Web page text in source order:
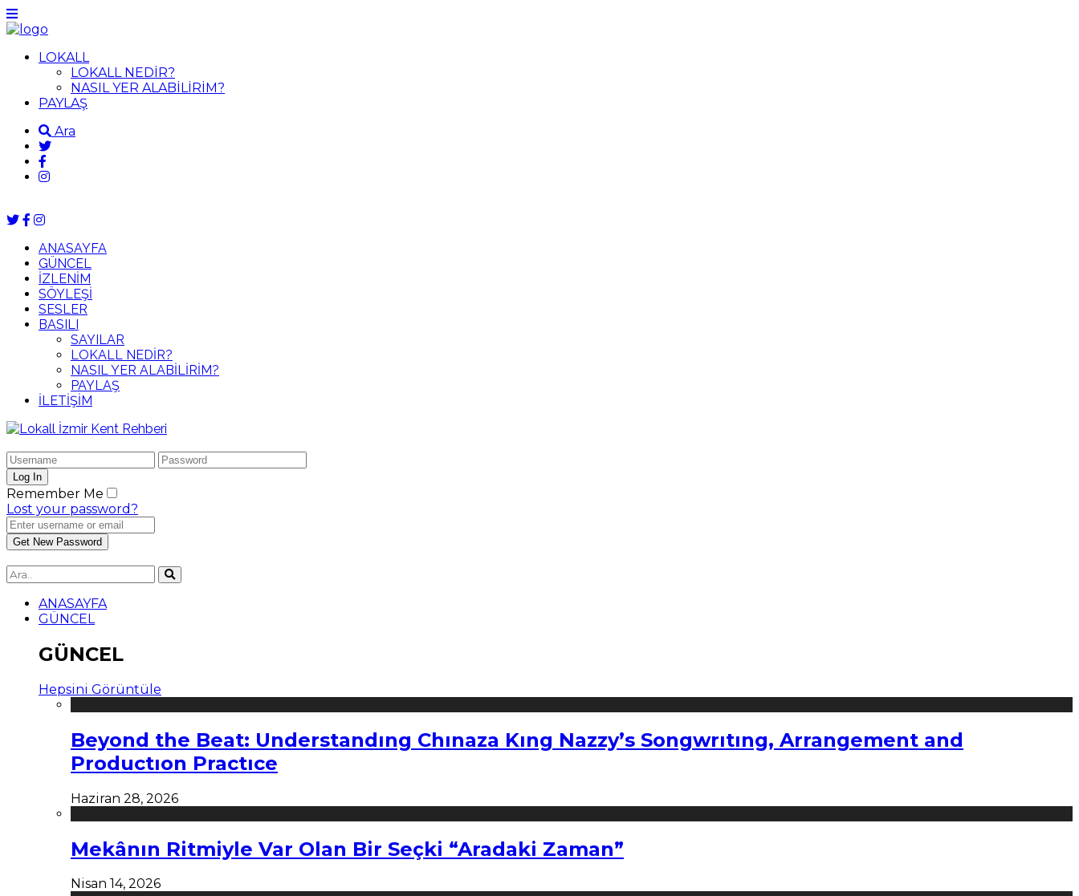
LOKALL
LOKALL NEDİR?
NASIL YER ALABİLİRİM?
PAYLAŞ
Ara
ANASAYFA
GÜNCEL
İZLENİM
SÖYLEŞİ
SESLER
BASILI
SAYILAR
LOKALL NEDİR?
NASIL YER ALABİLİRİM?
PAYLAŞ
İLETİŞİM
Remember Me
Lost your password?
ANASAYFA
GÜNCEL
GÜNCEL
Hepsini Görüntüle
Beyond the Beat: Understandıng Chınaza Kıng Nazzy’s Songwrıtıng, Arrangement and
Productıon Practıce
Haziran 28, 2026
Mekânın Ritmiyle Var Olan Bir Seçki “Aradaki Zaman”
Nisan 14, 2026